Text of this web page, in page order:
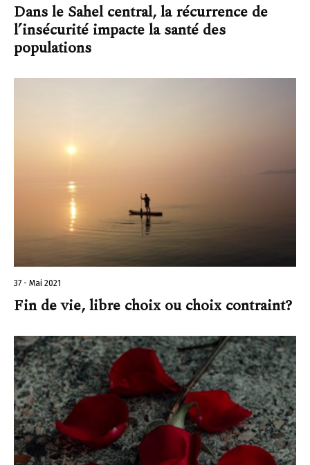
Dans le Sahel central, la récurrence de
l’insécurité impacte la santé des
populations
37 - Mai 2021
Fin de vie, libre choix ou choix contraint?